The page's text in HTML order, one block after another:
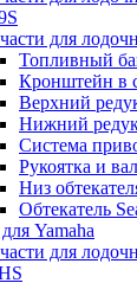
для
Топливный
Кронштейн в
Верхний
Нижний
Система
Рукоятка и
Низ
Обтекатель
Yamaha
для